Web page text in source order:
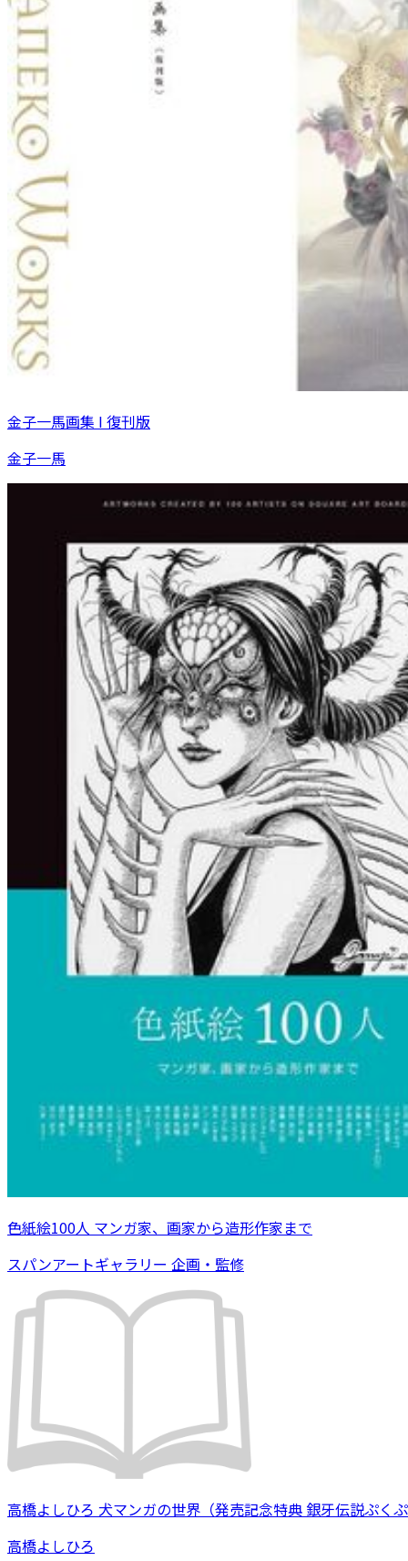
金子一馬画集 I 復刊版
金子一馬
色紙絵100人 マンガ家、画家から造形作家まで
スパンアートギャラリー 企画・監修
高橋よしひろ 犬マンガの世界（発売記念特典 銀牙伝説ぷく
高橋よしひろ